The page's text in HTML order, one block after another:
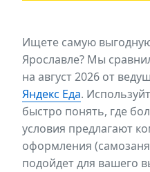
Ищете самую
Ярославле? Мы
на август 2026 от
Яндекс Еда.
быстро понять, где
условия предлагают
оформления
подойдет для вашего